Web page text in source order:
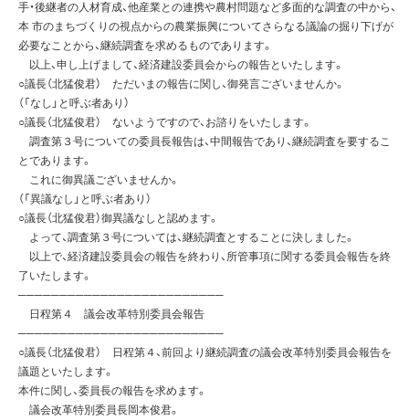
手・後継者の人材育成、他産業との連携や農村問題など多面的な調査の中から、
本 市のまちづくりの視点からの農業振興についてさらなる議論の掘り下げが
必要なことから、継続調査を求めるものであります。
以上、申し上げまして、経済建設委員会からの報告といたします。
○議長（北猛俊君） ただいまの報告に関し、御発言ございませんか。
（「なし」と呼ぶ者あり）
○議長（北猛俊君） ないようですので、お諮りをいたします。
調査第３号についての委員長報告は、中間報告であり、継続調査を要するこ
とであります。
これに御異議ございませんか。
（「異議なし」と呼ぶ者あり）
○議長（北猛俊君）御異議なしと認めます。
よって、調査第３号については、継続調査とすることに決しました。
以上で、経済建設委員会の報告を終わり、所管事項に関する委員会報告を終
了いたします。
─────────────────────────
日程第４ 議会改革特別委員会報告
─────────────────────────
○議長（北猛俊君） 日程第４、前回より継続調査の議会改革特別委員会報告を
議題といたします。
本件に関し、委員長の報告を求めます。
議会改革特別委員長岡本俊君。